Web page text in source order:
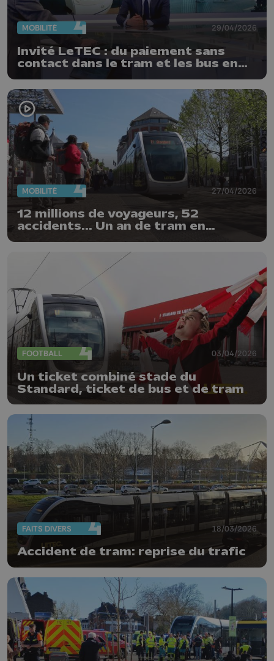
MOBILITÉ 29/04/2026
Invité LeTEC : du paiement sans
contact dans le tram et les bus en
MOBILITÉ 27/04/2026
12 millions de voyageurs, 52
accidents... Un an de tram en
FOOTBALL 03/04/2026
Un ticket combiné stade du
Standard, ticket de bus et de tram
FAITS DIVERS 18/03/2026
Accident de tram: reprise du trafic